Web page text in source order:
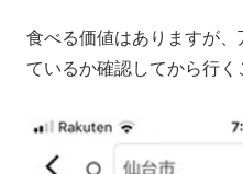
食べる価値はありますが
ているか確認してから行く